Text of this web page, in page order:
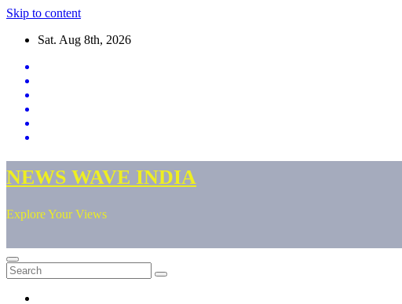
Skip to content
Sat. Aug 8th, 2026
NEWS WAVE INDIA
Explore Your Views